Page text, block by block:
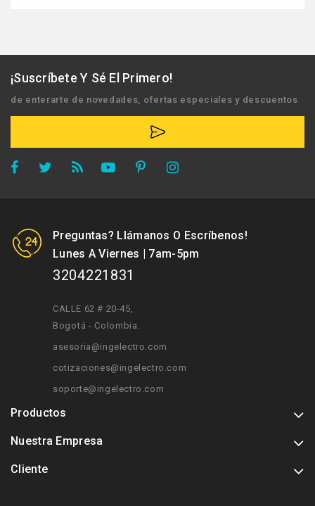
¡Suscríbete Y Sé El Primero!
de enterarte de novedades, ofertas especiales y descuentos
Preguntas? Llámanos O Escríbenos!
Lunes A Viernes | 7am-5pm
3204221831
CALLE 62 # 20-45,
Bogotá - Colombia.
asesoria@ingelectro.com
cotizaciones@ingelectro.com
soporte@ingelectro.com
Productos
Nuestra Empresa
Cliente